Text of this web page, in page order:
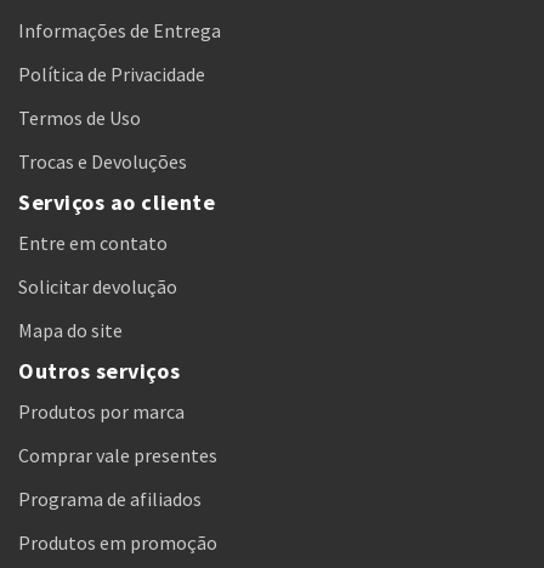
Informações de Entrega
Política de Privacidade
Termos de Uso
Trocas e Devoluções
Serviços ao cliente
Entre em contato
Solicitar devolução
Mapa do site
Outros serviços
Produtos por marca
Comprar vale presentes
Programa de afiliados
Produtos em promoção